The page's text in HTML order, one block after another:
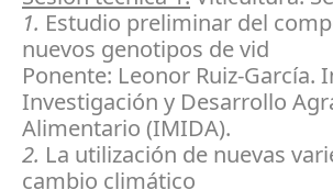
1. Estudio preliminar del
nuevos genotipos de vid
Ponente: Leonor Ruiz-
Investigación y Desarrollo
Alimentario (IMIDA).
2. La utilización de nuevas
cambio climático